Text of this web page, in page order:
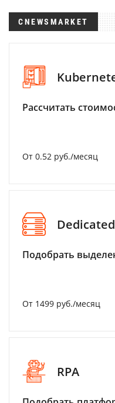
CNEWSMARKET
Рассчитать
От 0.52 руб./месяц
Dedicated
Подобрать
От 1499 руб./месяц
RPA